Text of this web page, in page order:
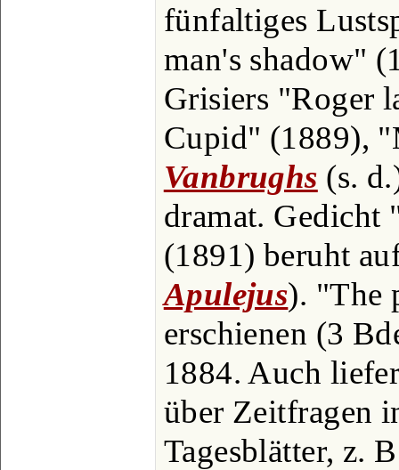
fünfaltiges
man's shadow"
Grisiers "Roger
Cupid" (1889),
Vanbrughs (s.
dramat.
(1891) beruht
Apulejus). "The
erschienen (3
1884. Auch
über Zeitfragen
Tagesblätter, z.